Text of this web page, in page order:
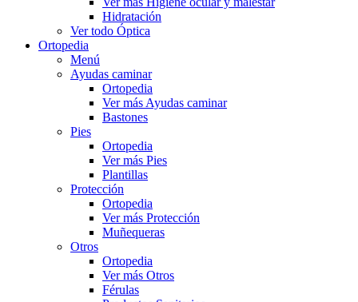
Hidratación
Ver todo Óptica
Ortopedia
Menú
Ayudas caminar
Ortopedia
Ver más Ayudas caminar
Bastones
Pies
Ortopedia
Ver más Pies
Plantillas
Protección
Ortopedia
Ver más Protección
Muñequeras
Otros
Ortopedia
Ver más Otros
Férulas